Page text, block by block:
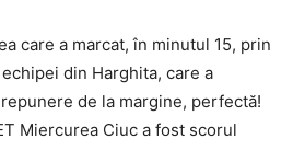
care a marcat, în minutul 15, prin
din Harghita, care a
de la margine, perfectă!
Miercurea Ciuc a fost scorul